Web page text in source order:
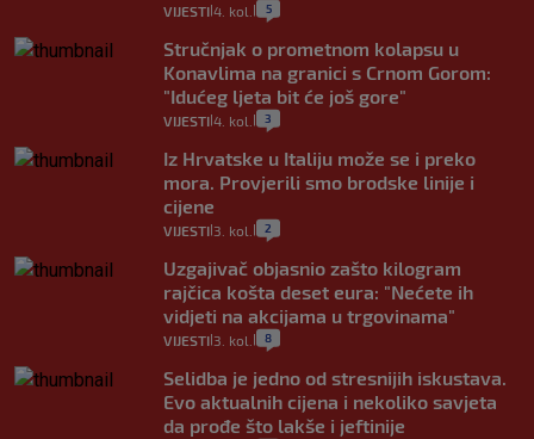
VIJESTI 4. kol. 5
Stručnjak o prometnom kolapsu u
Konavlima na granici s Crnom Gorom:
"Idućeg ljeta bit će još gore"
VIJESTI 4. kol. 3
Iz Hrvatske u Italiju može se i preko
mora. Provjerili smo brodske linije i
cijene
VIJESTI 3. kol. 2
Uzgajivač objasnio zašto kilogram
rajčica košta deset eura: "Nećete ih
vidjeti na akcijama u trgovinama"
VIJESTI 3. kol. 8
Selidba je jedno od stresnijih iskustava.
Evo aktualnih cijena i nekoliko savjeta
da prođe što lakše i jeftinije